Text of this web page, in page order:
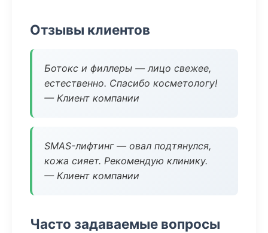
Отзывы клиентов
Ботокс и филлеры — лицо свежее,
естественно. Спасибо косметологу!
— Клиент компании
SMAS-лифтинг — овал подтянулся,
кожа сияет. Рекомендую клинику.
— Клиент компании
Часто задаваемые вопросы